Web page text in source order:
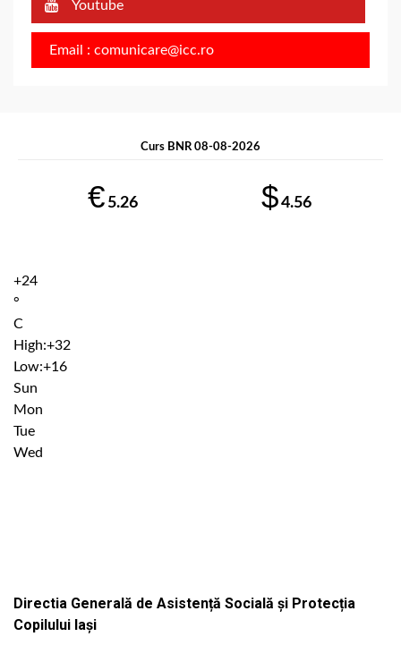
Youtube
Email : comunicare@icc.ro
Curs BNR 08-08-2026
€ 5.26 $4.56
+24
°
C
High:+32
Low:+16
Sun
Mon
Tue
Wed
Directia Generală de Asistență Socială și Protecția
Copilului Iași